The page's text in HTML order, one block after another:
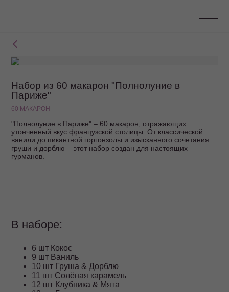
Набор из 60 макарон "Полнолуние в
Париже"
60 МАКАРОН
"Полнолуние в Париже" – 60 макарон, отражающих
утонченный вкус французской столицы. От классической
ванили до пикантной горгонзолы и изысканного сочетания
груши и дорблю – этот набор создан для настоящих
гурманов.
В наборе:
6 шт Кокос
9 шт Ваниль
10 шт Груша & Дорблю
11 шт Солёная карамель
12 шт Клубника & Мята